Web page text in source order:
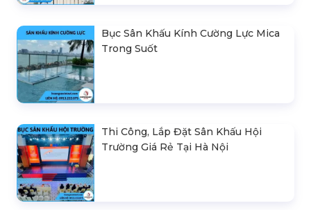
Bục Sân Khấu Kính Cường Lực Mica
Trong Suốt
Thi Công, Lắp Đặt Sân Khấu Hội
Trường Giá Rẻ Tại Hà Nội